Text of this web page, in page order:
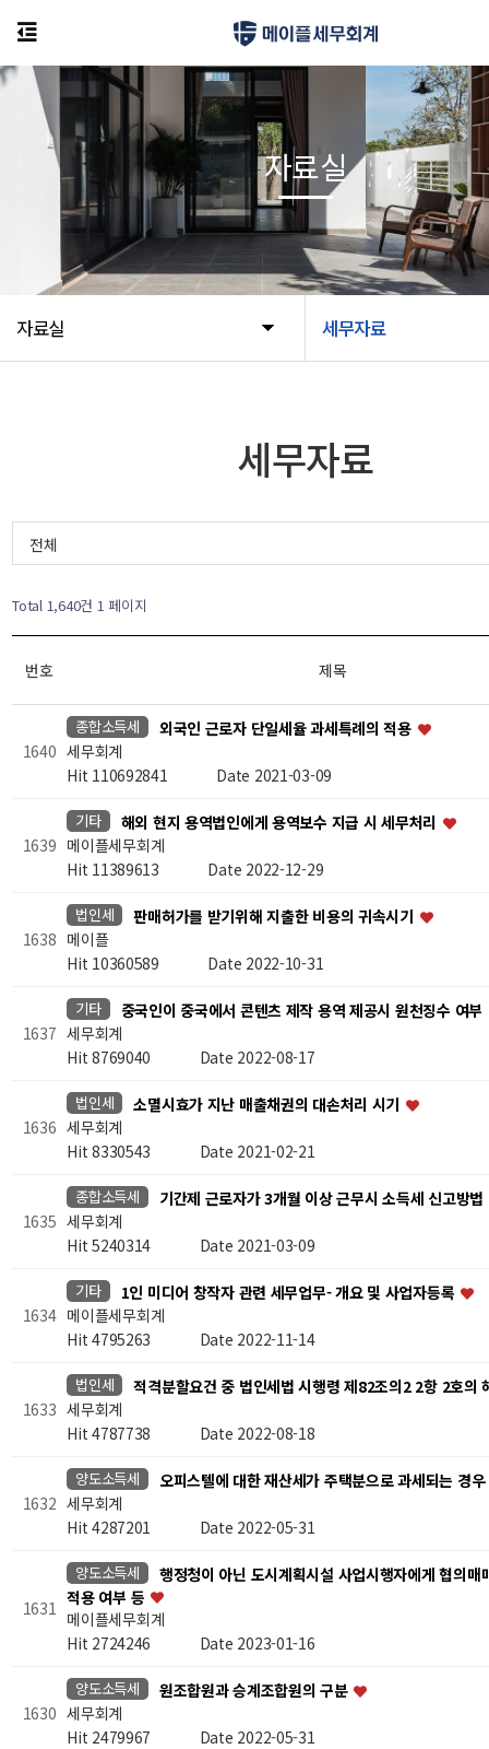
자료실 세무자료
자료실
세무자료
전체
Total 1,640건 1 페이지
번호 제목
1640
종합소득세
외국인 근로자 단일세율 과세특례의 적용
세무회계
Hit 110692841 Date 2021-03-09
1639
기타
해외 현지 용역법인에게 용역보수 지급 시 세무처리
메이플세무회계
Hit 11389613 Date 2022-12-29
1638
법인세
판매허가를 받기위해 지출한 비용의 귀속시기
메이플
Hit 10360589 Date 2022-10-31
1637
기타
중국인이 중국에서 콘텐츠 제작 용역 제공시 원천징수 여부
세무회계
Hit 8769040 Date 2022-08-17
1636
법인세
소멸시효가 지난 매출채권의 대손처리 시기
세무회계
Hit 8330543 Date 2021-02-21
1635
종합소득세
기간제 근로자가 3개월 이상 근무시 소득세 신고방법
세무회계
Hit 5240314 Date 2021-03-09
1634
기타
1인 미디어 창작자 관련 세무업무- 개요 및 사업자등록
메이플세무회계
Hit 4795263 Date 2022-11-14
1633
법인세
적격분할요건 중 법인세법 시행령 제82조의2 2항 2호의
세무회계
Hit 4787738 Date 2022-08-18
1632
양도소득세
오피스텔에 대한 재산세가 주택분으로 과세되는 경우
세무회계
Hit 4287201 Date 2022-05-31
1631
양도소득세
행정청이 아닌 도시계획시설 사업시행자에게 협의매
적용 여부 등
메이플세무회계
Hit 2724246 Date 2023-01-16
1630
양도소득세
원조합원과 승계조합원의 구분
세무회계
Hit 2479967 Date 2022-05-31